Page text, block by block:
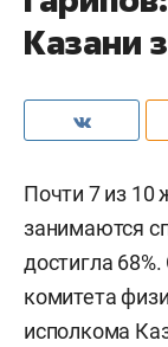
Казани
Почти 7 из 10
занимаются
достигла
комитета
исполкома